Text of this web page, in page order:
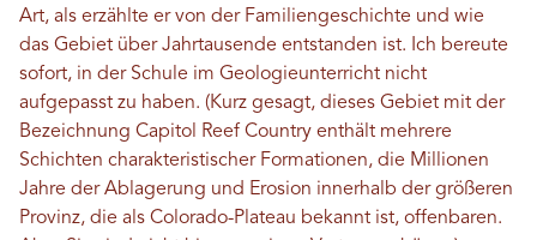
Art, als erzählte er von der Familiengeschichte und wie
das Gebiet über Jahrtausende entstanden ist. Ich bereute
sofort, in der Schule im Geologieunterricht nicht
aufgepasst zu haben. (Kurz gesagt, dieses Gebiet mit der
Bezeichnung Capitol Reef Country enthält mehrere
Schichten charakteristischer Formationen, die Millionen
Jahre der Ablagerung und Erosion innerhalb der größeren
Provinz, die als Colorado-Plateau bekannt ist, offenbaren.